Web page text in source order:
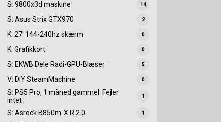
S: 9800x3d maskine 14
S: Asus Strix GTX970 2
K: 27' 144-240hz skærm 0
K: Grafikkort 0
S: EKWB Dele Radi-GPU-Blæser 5
V: DIY SteamMachine 0
S: PS5 Pro, 1 måned gammel. Fejler
intet
1
S: Asrock B850m-X R 2.0 1